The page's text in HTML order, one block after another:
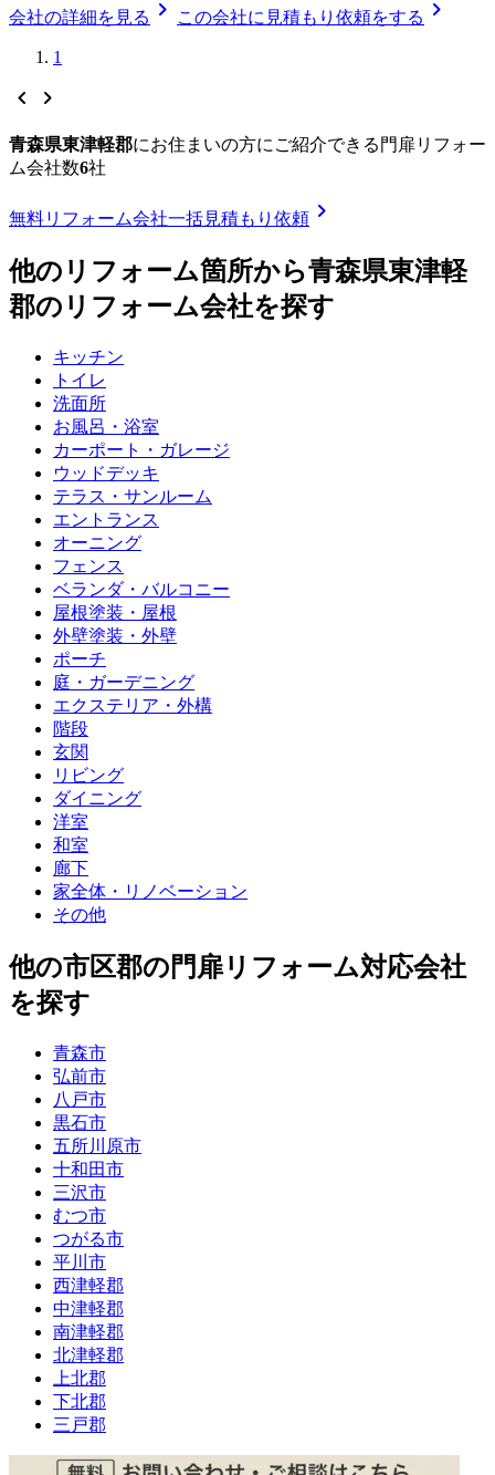
会社の詳細を見る chevron_right この会社に見積もり依頼をする chevron_right
1
chevron_left chevron_right
青森県東津軽郡にお住まいの方にご紹介できる 門扉リフォー
ム会社数6社
無料リフォーム会社一括見積もり依頼 chevron_right
他のリフォーム箇所から青森県東津軽
郡のリフォーム会社を探す
キッチン
トイレ
洗面所
お風呂・浴室
カーポート・ガレージ
ウッドデッキ
テラス・サンルーム
エントランス
オーニング
フェンス
ベランダ・バルコニー
屋根塗装・屋根
外壁塗装・外壁
ポーチ
庭・ガーデニング
エクステリア・外構
階段
玄関
リビング
ダイニング
洋室
和室
廊下
家全体・リノベーション
その他
他の市区郡の門扉リフォーム対応会社
を探す
青森市
弘前市
八戸市
黒石市
五所川原市
十和田市
三沢市
むつ市
つがる市
平川市
西津軽郡
中津軽郡
南津軽郡
北津軽郡
上北郡
下北郡
三戸郡